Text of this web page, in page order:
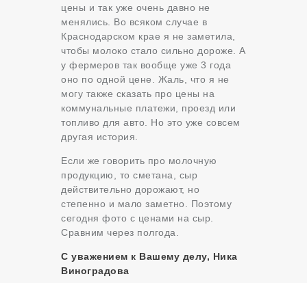
цены и так уже очень давно не
менялись. Во всяком случае в
Краснодарском крае я не заметила,
чтобы молоко стало сильно дороже. А
у фермеров так вообще уже 3 года
оно по одной цене. Жаль, что я не
могу также сказать про цены на
коммунальные платежи, проезд или
топливо для авто. Но это уже совсем
другая история.
Если же говорить про молочную
продукцию, то сметана, сыр
действительно дорожают, но
степенно и мало заметно. Поэтому
сегодня фото с ценами на сыр.
Сравним через полгода.
С уважением к Вашему делу, Ника
Виноградова